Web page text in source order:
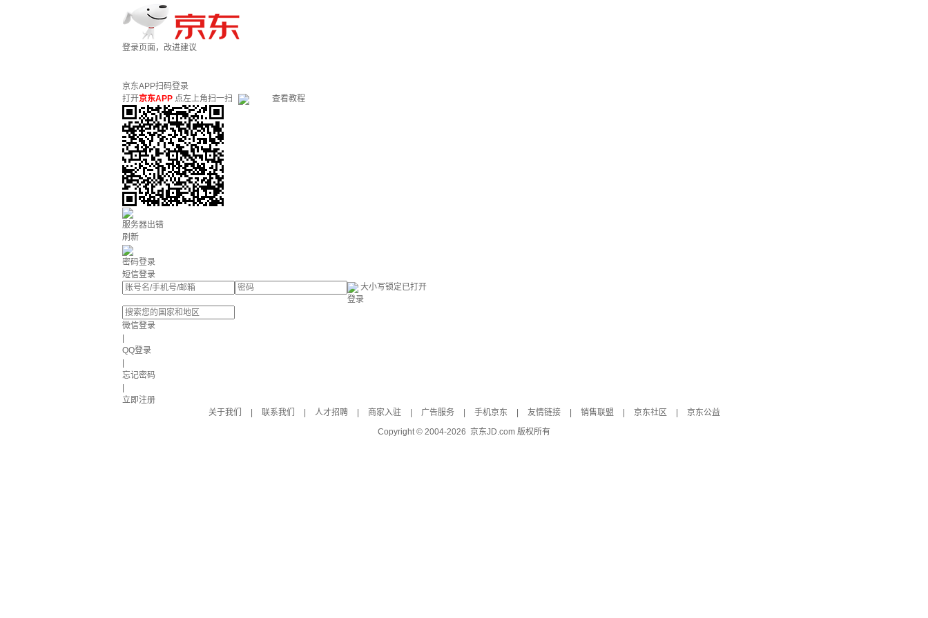
登录页面，改进建议
京东APP扫码登录
打开京东APP 点左上角扫一扫 查看教程
服务器出错
刷新
密码登录
短信登录
大小写锁定已打开
登录
微信登录
QQ登录
忘记密码
立即注册
关于我们
联系我们 人才招聘 商家入驻 广告服务 手机京东 友情链接 销售联盟 京东社区
京东公益
Copyright © 2004-2026 京东JD.com 版权所有